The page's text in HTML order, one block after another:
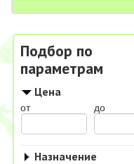
Подбор по
параметрам
Цена
от до
Назначение